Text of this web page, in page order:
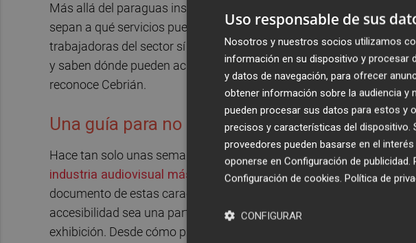
Más allá del paraguas institucional, el objetivo es que todas las
sepan a qué servicios pueden acudir y reconozcan cuándo se
trabajadoras del sector sí están informadas de este protocolo,
y saben dónde pueden acudir. La publicación del protocolo en 2023
reconoce Cebrián.
Una guía para no seguir excluyendo
Hace tan solo unas semanas, este diario ya se hacía eco de la
industria audiovisual más inclusiva, elaborada por el cineasta
documento de estas características en la Comunitat Valenciana
accesibilidad sea una parte orgánica de todos los procesos de
exhibición. Desde cómo plantear un casting o adaptar un guion,
Uso responsable de sus
Nosotros y nuestros socios utilizamos
información en su dispositivo y procesar
y datos de navegación, para ofrecer
obtener información sobre la audiencia y
pueden procesar sus datos para estos y
precisos y características del dispositivo.
proveedores pueden basarse en el
oponerse en Configuración de publicidad.
Configuración de cookies. Política de
CONFIGURAR